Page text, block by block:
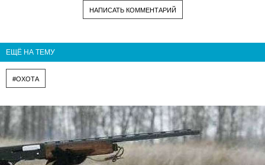
НАПИСАТЬ КОММЕНТАРИЙ
ЕЩЁ НА ТЕМУ
#ОХОТА